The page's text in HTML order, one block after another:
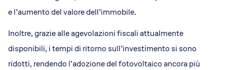
e l’aumento del valore dell’immobile.
Inoltre, grazie alle agevolazioni fiscali attualmente
disponibili, i tempi di ritorno sull’investimento si sono
ridotti, rendendo l’adozione del fotovoltaico ancora più